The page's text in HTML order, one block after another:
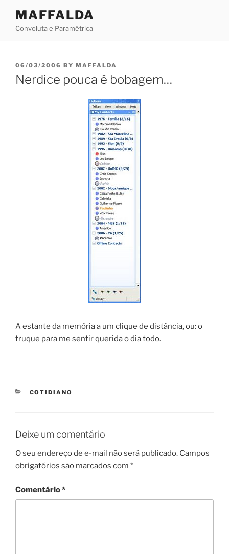
content
MAFFALDA
Convoluta e Paramétrica
POSTED
ON
06/03/2006 BY MAFFALDA
Nerdice pouca é bobagem…
A estante da memória a um clique de distância, ou: o
truque para me sentir querida o dia todo.
CATEGORIES
COTIDIANO
Deixe um comentário
O seu endereço de e-mail não será publicado. Campos
obrigatórios são marcados com *
Comentário*